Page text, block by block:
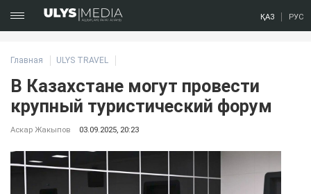
ҚАЗ РУС
Главная ULYS TRAVEL
В Казахстане могут провести
крупный туристический форум
Аскар Жакыпов 03.09.2025, 20:23